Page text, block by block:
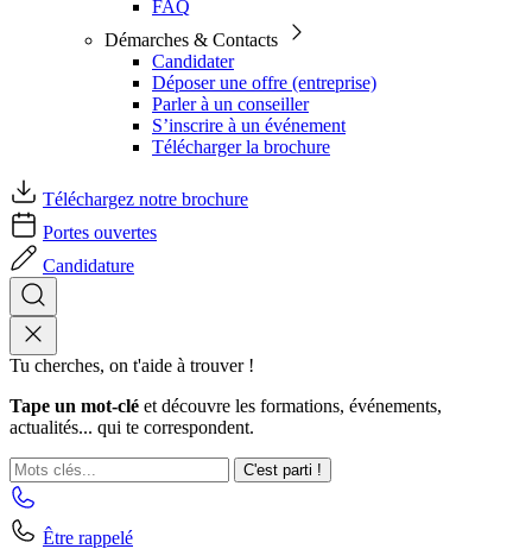
FAQ
Démarches & Contacts
Candidater
Déposer une offre (entreprise)
Parler à un conseiller
S’inscrire à un événement
Télécharger la brochure
Téléchargez notre brochure
Portes ouvertes
Candidature
Tu cherches, on t'aide à trouver !
Tape un mot-clé et découvre les formations, événements,
actualités... qui te correspondent.
C'est parti !
Être rappelé